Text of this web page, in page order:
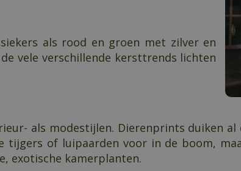
als rood en groen met zilver en
vele verschillende kersttrends lichten
als modestijlen. Dierenprints duiken
of luipaarden voor in de boom,
exotische kamerplanten.